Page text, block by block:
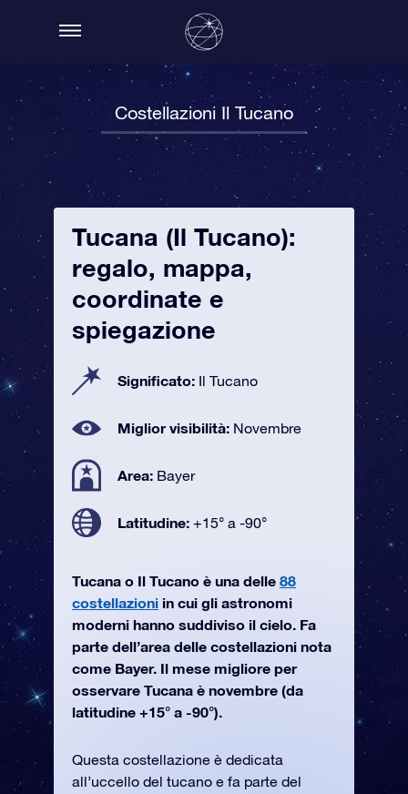
Costellazioni Il Tucano
Tucana (Il Tucano):
regalo, mappa,
coordinate e
spiegazione
Significato: Il Tucano
Miglior visibilità: Novembre
Area: Bayer
Latitudine: +15° a -90°
Tucana o Il Tucano è una delle 88
costellazioni in cui gli astronomi
moderni hanno suddiviso il cielo. Fa
parte dell’area delle costellazioni nota
come Bayer. Il mese migliore per
osservare Tucana è novembre (da
latitudine +15° a -90°).
Questa costellazione è dedicata
all’uccello del tucano e fa parte del